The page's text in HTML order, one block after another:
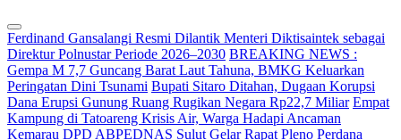
Ferdinand Gansalangi Resmi Dilantik Menteri Diktisaintek sebagai
Direktur Polnustar Periode 2026–2030 BREAKING NEWS :
Gempa M 7,7 Guncang Barat Laut Tahuna, BMKG Keluarkan
Peringatan Dini Tsunami Bupati Sitaro Ditahan, Dugaan Korupsi
Dana Erupsi Gunung Ruang Rugikan Negara Rp22,7 Miliar Empat
Kampung di Tatoareng Krisis Air, Warga Hadapi Ancaman
Kemarau DPD ABPEDNAS Sulut Gelar Rapat Pleno Perdana